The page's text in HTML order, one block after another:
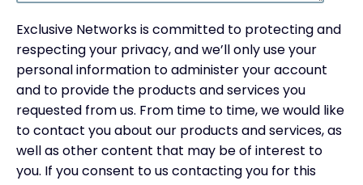
Exclusive Networks is committed to protecting and
respecting your privacy, and we’ll only use your
personal information to administer your account
and to provide the products and services you
requested from us. From time to time, we would like
to contact you about our products and services, as
well as other content that may be of interest to
you. If you consent to us contacting you for this